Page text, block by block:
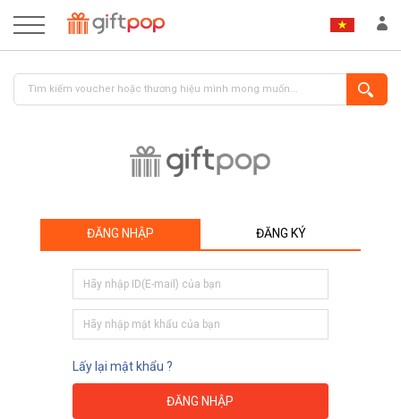
ĐĂNG NHẬP ĐĂNG KÝ
Lấy lại mật khẩu ?